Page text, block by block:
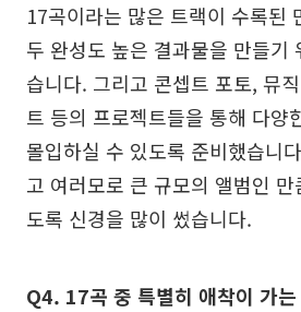
17곡이라는 많은 트랙이 수록된
두 완성도 높은 결과물을 만들기
습니다. 그리고 콘셉트 포토, 뮤
트 등의 프로젝트들을 통해 다양
몰입하실 수 있도록 준비했습니
고 여러모로 큰 규모의 앨범인
도록 신경을 많이 썼습니다.
Q4. 17곡 중 특별히 애착이 가